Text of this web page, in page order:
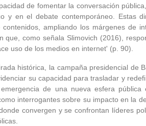
de fomentar la conversación
y en el debate contemporáneo. Estas
contenidos, ampliando los márgenes de
que, como señala Slimovich (2016),
uso de los medios en internet' (p. 90).
histórica, la campaña presidencial de
su capacidad para trasladar y
de una nueva esfera
interrogantes sobre su impacto en la
convergen y se confrontan líderes